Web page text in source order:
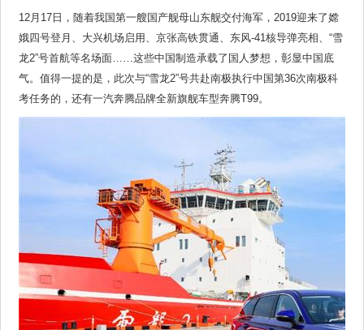
12月17日，随着我国第一艘国产舰母山东舰交付海军，2019迎来了嫦
娥四号登月、大兴机场启用、京张高铁贯通、东风-41核导弹亮相、“雪
龙2”号首航等名场面……这些中国制造承载了国人梦想，彰显中国底
气。值得一提的是，此次与“雪龙2”号共赴南极执行中国第36次南极科
考任务的，还有一汽奔腾品牌全新旗舰车型奔腾T99。